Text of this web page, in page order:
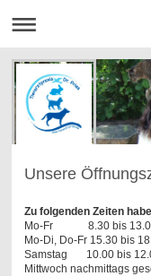
Unsere
Zu folgenden Zeiten
Mo-Fr 8.30 bis
Mo-Di, Do-Fr 15.30 bis
Samstag 10.00 bis
Mittwoch nachmittags